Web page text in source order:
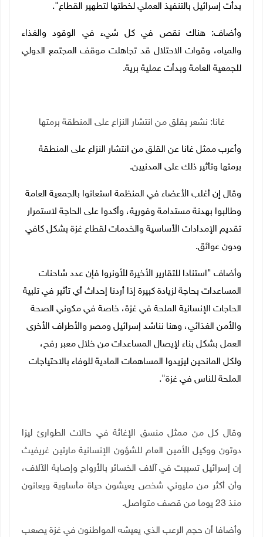
بدأت إسرائيل بالتنفيذ العملي لخطتها لتطهير القطاع".
وأضاف: هناك نقص في كل شيء في الوقود والغذاء
والمياه، وقوات الاحتلال قد تجاهلت موقف المجتمع الدولي
للجمعية العامة وبدأت عملية برية.
غانا: نشعر بقلق من انتشار النزاع على المنطقة برمتها
وأعرب ممثل غانا عن القلق من انتشار النزاع على المنطقة
برمتها وتأثير ذلك على المدنيين.
وقال إن أغلب الأعضاء في المنظمة استعانوا بالجمعية العامة
وطالبوا بهدنة مستدامة وفورية، وأكدوا على الحاجة لاستمرار
تقديم الإمدادات الأساسية والخدمات لقطاع غزة بشكل كافي
ودون عوائق.
وأضاف "استنادا للتقارير الأخيرة للأونروا فإن عدد شاحنات
المساعدات بحاجة لزيادة كبيرة إذا أردنا إحداث أي تأثير في تلبية
الحاجات الإنسانية الملحة في غزة، خاصة في مكوني الصحة
والأمن الغذائي، وهنا نناشد إسرائيل ومصر والأطراف الأخرى
العمل بشكل بناء لإيصال المساعدات من خلال معبر رفح،
ولكل المانحين ليزيدوا المساهمات المادية للوفاء بالاحتياجات
الملحة للناس في غزة".
وقال كل من ممثل منسق الإغاثة في حالات الطوارئ ليزا
دوتون ووكيل الأمين العام للشؤون الإنسانية مارتين غريفيث
إن إسرائيل تسببت في آلاف الخسائر بالأرواح وإصابة الآلاف،
وأن أكثر من مليوني شخص يعيشون حياة مأساوية ويعانون
منذ 23 يوما من قصف متواصل.
وأضافا أن حجم الرعب الذي يعيشه المواطنون في غزة يصعب